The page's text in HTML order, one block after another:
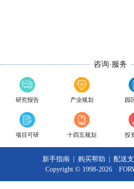
咨询·服务
研究报告 产业规划 园
项目可研 十四五规划 投
新手指南 购买帮助 配送
Copyright © 1998-2026